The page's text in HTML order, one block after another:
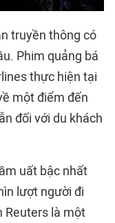
truyền thông có
Phim quảng bá
thực hiện tại
một điểm đến
đối với du khách
uất bậc nhất
lượt người đi
Reuters là một